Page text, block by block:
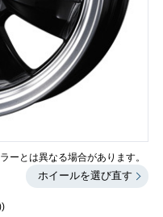
ーとは異なる場合があります。
ホイールを選び直す